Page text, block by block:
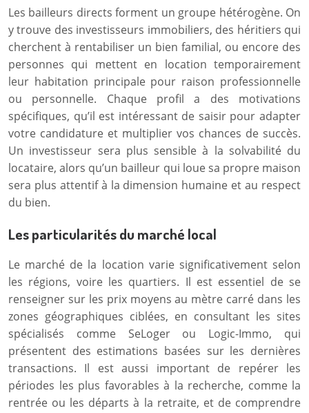
Les bailleurs directs forment un groupe hétérogène. On
y trouve des investisseurs immobiliers, des héritiers qui
cherchent à rentabiliser un bien familial, ou encore des
personnes qui mettent en location temporairement
leur habitation principale pour raison professionnelle
ou personnelle. Chaque profil a des motivations
spécifiques, qu’il est intéressant de saisir pour adapter
votre candidature et multiplier vos chances de succès.
Un investisseur sera plus sensible à la solvabilité du
locataire, alors qu’un bailleur qui loue sa propre maison
sera plus attentif à la dimension humaine et au respect
du bien.
Les particularités du marché local
Le marché de la location varie significativement selon
les régions, voire les quartiers. Il est essentiel de se
renseigner sur les prix moyens au mètre carré dans les
zones géographiques ciblées, en consultant les sites
spécialisés comme SeLoger ou Logic-Immo, qui
présentent des estimations basées sur les dernières
transactions. Il est aussi important de repérer les
périodes les plus favorables à la recherche, comme la
rentrée ou les départs à la retraite, et de comprendre